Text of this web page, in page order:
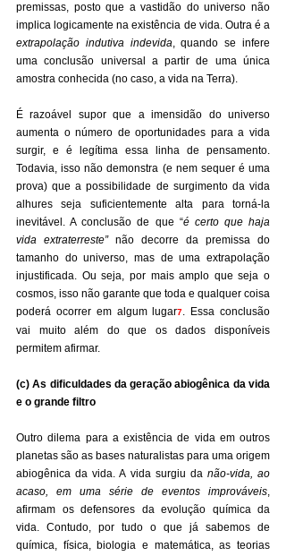
premissas, posto que a vastidão do universo não
extrapolação indutiva indevida, quando se infere
uma conclusão universal a partir de uma única
amostra conhecida (no caso, a vida na Terra).
É razoável supor que a imensidão do universo
aumenta o número de oportunidades para a vida
surgir, e é legítima essa linha de pensamento.
Todavia, isso não demonstra (e nem sequer é uma
prova) que a possibilidade de surgimento da vida
alhures seja suficientemente alta para torná-la
inevitável. A conclusão de que “é certo que haja
vida extraterreste” não decorre da premissa do
tamanho do universo, mas de uma extrapolação
injustificada. Ou seja, por mais amplo que seja o
cosmos, isso não garante que toda e qualquer coisa
poderá ocorrer em algum lugar7. Essa conclusão
vai muito além do que os dados disponíveis
permitem afirmar.
(c) As dificuldades da geração abiogênica da vida
e o grande filtro
Outro dilema para a existência de vida em outros
planetas são as bases naturalistas para uma origem
abiogênica da vida. A vida surgiu da não-vida, ao
acaso, em uma série de eventos improváveis,
afirmam os defensores da evolução química da
vida. Contudo, por tudo o que já sabemos de
química, física, biologia e matemática, as teorias